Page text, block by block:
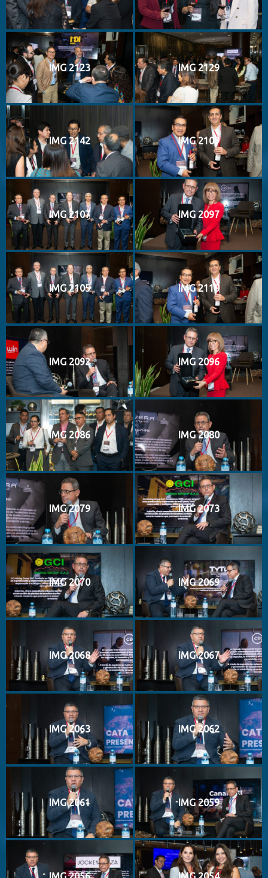
IMG 2123 IMG 2129
IMG 2142 IMG 2109
IMG 2107 IMG 2097
IMG 2105 IMG 2110
IMG 2092 IMG 2096
IMG 2086 IMG 2080
IMG 2079 IMG 2073
IMG 2070 IMG 2069
IMG 2068 IMG 2067
IMG 2063 IMG 2062
IMG 2061 IMG 2059